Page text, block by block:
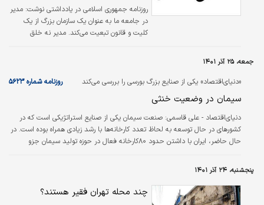
روزنامه جمهوری اسلامی در یادداشتی نوشت: مدیر
در جامعه ما به عنوان یک سازمان بزرگ از یک
کلیت و قانون تبعیت می‌کند. مدیر نه خلق
جمعه، ۲۵ آذر ۱۴۰۱
«دنیای‌اقتصاد» یکی از صنایع بزرگ بورسی را بررسی می‌کند روزنامه شماره ۵۶۲۳
سیمان در وضعیت خنثی
دنیای‌اقتصاد - علی قاسمی: صنعت سیمان یکی از صنایع استراتژیکی است که در
کشورهای در حال توسعه به لحاظ تعدد کارخانه‌‌‌ها با رشد زیادی همراه بوده است. در
حال حاضر، ایران با داشتن حدود ۸۰کارخانه فعال در حوزه تولید سیمان جزو
۱۳۷۰ همزمان با دوران سازندگی و آغاز دولت هاشمی‌رفسنجانی تاسیس شده‌اند. از
این رو عمر متوسط این صنعت در ایران حدود ۲۸سال است.
پنجشنبه، ۲۴ آذر ۱۴۰۱
چند محله تهران فقیر هستند؟